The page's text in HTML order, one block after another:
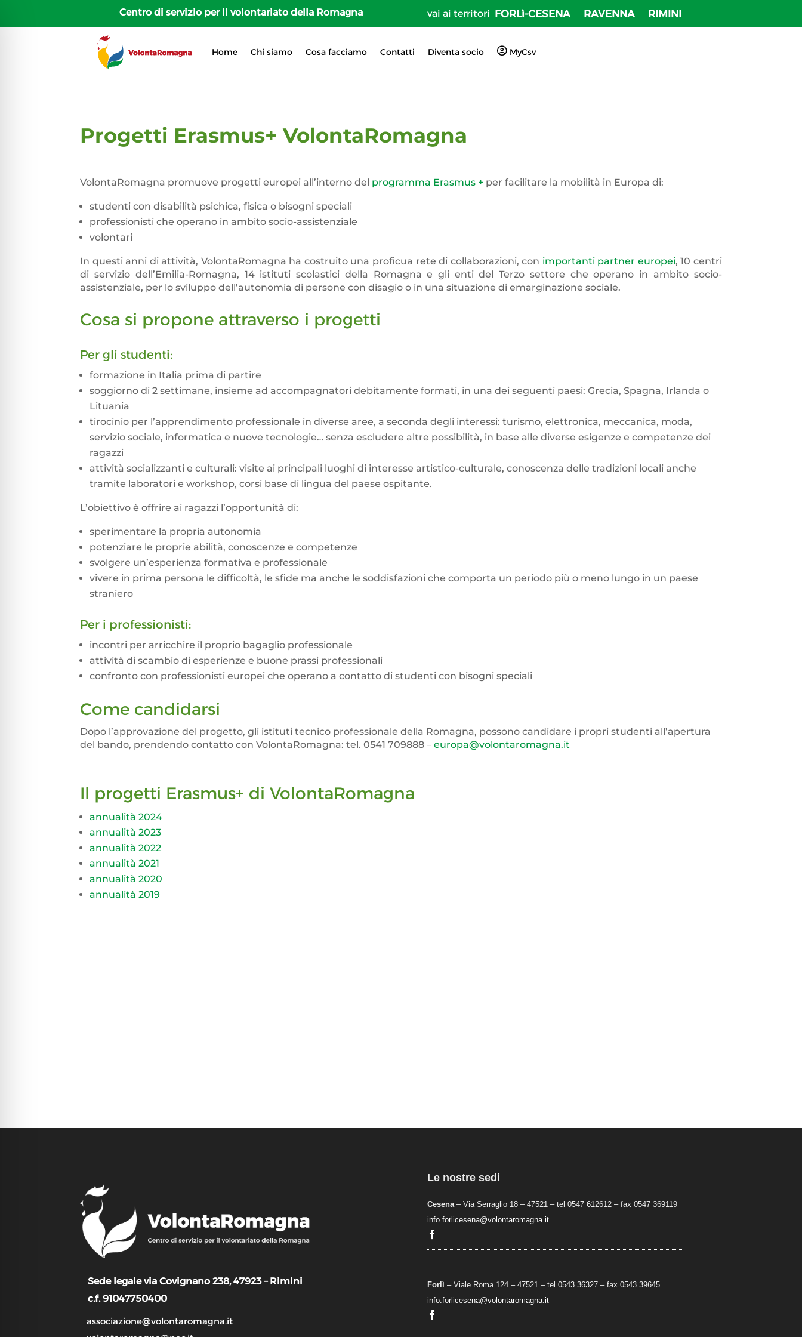
Centro di servizio per il volontariato della Romagna vai ai territori FORLì-CESENA RAVENNA RIMINI
Home Chi siamo Cosa facciamo Contatti Diventa socio MyCsv
Progetti Erasmus+ VolontaRomagna
VolontaRomagna promuove progetti europei all’interno del programma Erasmus + per facilitare la mobilità in Europa di:
studenti con disabilità psichica, fisica o bisogni speciali
professionisti che operano in ambito socio-assistenziale
volontari
In questi anni di attività, VolontaRomagna ha costruito una proficua rete di collaborazioni, con importanti partner europei, 10 centri
di servizio dell’Emilia-Romagna, 14 istituti scolastici della Romagna e gli enti del Terzo settore che operano in ambito socio-
assistenziale, per lo sviluppo dell’autonomia di persone con disagio o in una situazione di emarginazione sociale.
Cosa si propone attraverso i progetti
Per gli studenti:
formazione in Italia prima di partire
soggiorno di 2 settimane, insieme ad accompagnatori debitamente formati, in una dei seguenti paesi: Grecia, Spagna, Irlanda o
Lituania
tirocinio per l’apprendimento professionale in diverse aree, a seconda degli interessi: turismo, elettronica, meccanica, moda,
servizio sociale, informatica e nuove tecnologie… senza escludere altre possibilità, in base alle diverse esigenze e competenze dei
ragazzi
attività socializzanti e culturali: visite ai principali luoghi di interesse artistico-culturale, conoscenza delle tradizioni locali anche
tramite laboratori e workshop, corsi base di lingua del paese ospitante.
L’obiettivo è offrire ai ragazzi l’opportunità di:
sperimentare la propria autonomia
potenziare le proprie abilità, conoscenze e competenze
svolgere un’esperienza formativa e professionale
vivere in prima persona le difficoltà, le sfide ma anche le soddisfazioni che comporta un periodo più o meno lungo in un paese
straniero
Per i professionisti:
incontri per arricchire il proprio bagaglio professionale
attività di scambio di esperienze e buone prassi professionali
confronto con professionisti europei che operano a contatto di studenti con bisogni speciali
Come candidarsi
Dopo l’approvazione del progetto, gli istituti tecnico professionale della Romagna, possono candidare i propri studenti all’apertura
del bando, prendendo contatto con VolontaRomagna: tel. 0541 709888 –europa@volontaromagna.it
Il progetti Erasmus+ di VolontaRomagna
annualità 2024
annualità 2023
annualità 2022
annualità 2021
annualità 2020
annualità 2019
Sede legale via Covignano 238, 47923 – Rimini
c.f. 91047750400
associazione@volontaromagna.it
Le nostre sedi
Cesena– Via Serraglio 18 – 47521 – tel 0547 612612 – fax 0547 369119
info.forlicesena@volontaromagna.it
Forlì – Viale Roma 124 – 47521 – tel 0543 36327 – fax 0543 39645
info.forlicesena@volontaromagna.it